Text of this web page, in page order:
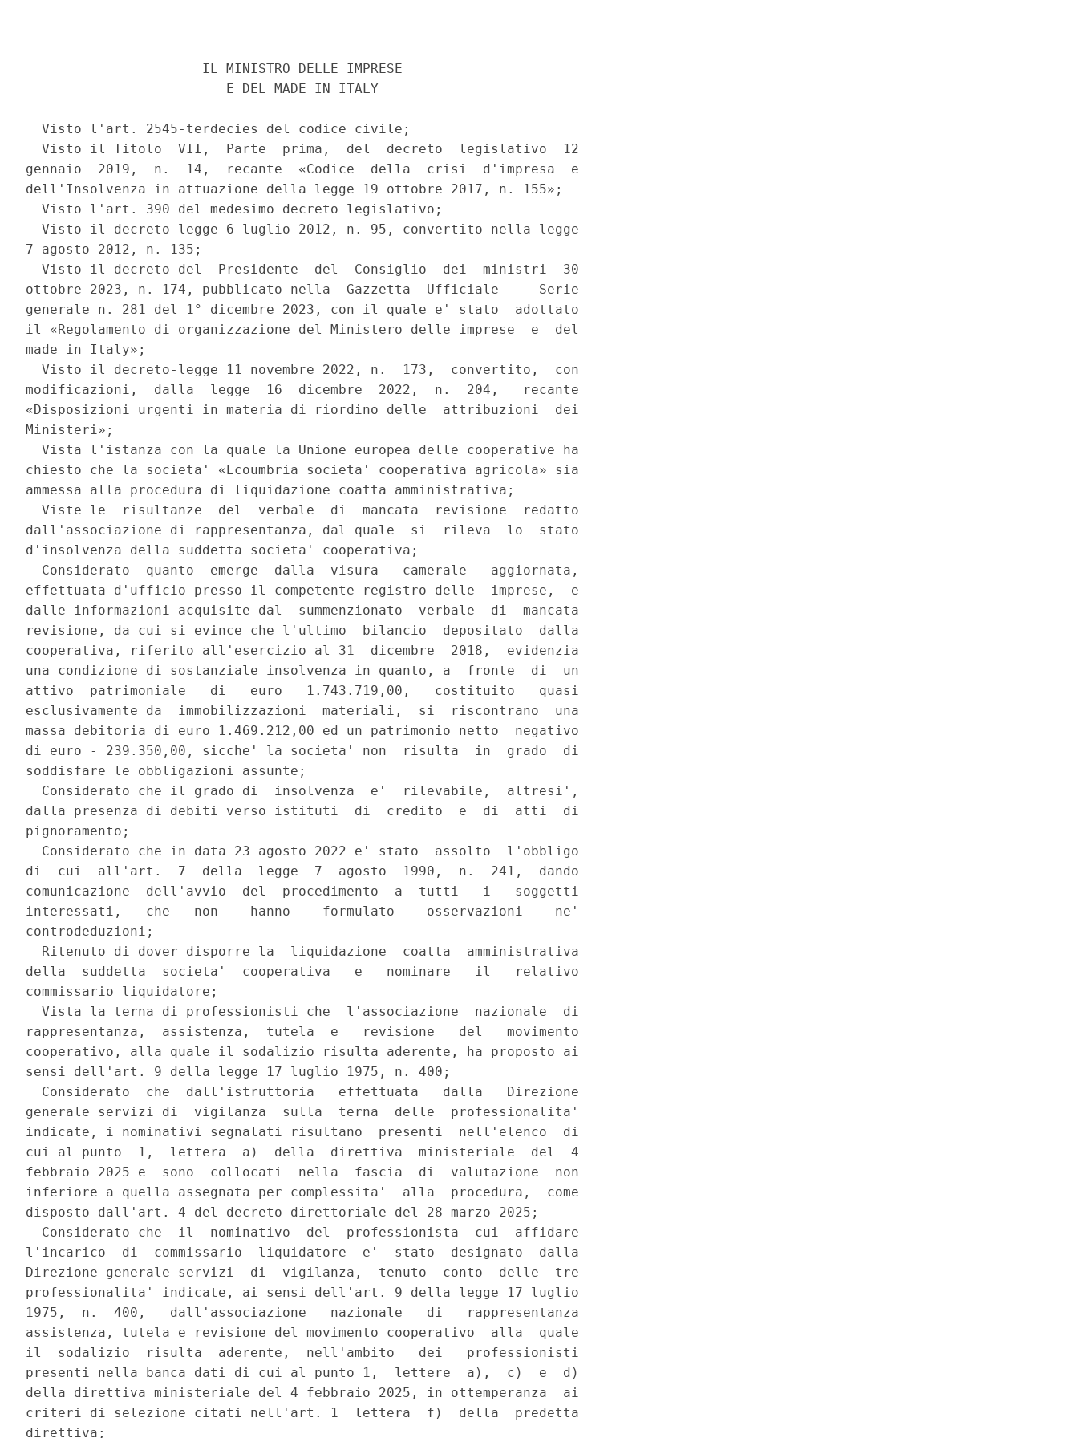
                      IL MINISTRO DELLE IMPRESE
                         E DEL MADE IN ITALY
  Visto l'art. 2545-terdecies del codice civile;
  Visto il Titolo  VII,  Parte  prima,  del  decreto  legislativo  12
gennaio  2019,  n.  14,  recante  «Codice  della  crisi  d'impresa  e
dell'Insolvenza in attuazione della legge 19 ottobre 2017, n. 155»;
  Visto l'art. 390 del medesimo decreto legislativo;
  Visto il decreto-legge 6 luglio 2012, n. 95, convertito nella legge
7 agosto 2012, n. 135;
  Visto il decreto del  Presidente  del  Consiglio  dei  ministri  30
ottobre 2023, n. 174, pubblicato nella  Gazzetta  Ufficiale  -  Serie
generale n. 281 del 1° dicembre 2023, con il quale e' stato  adottato
il «Regolamento di organizzazione del Ministero delle imprese  e  del
made in Italy»;
  Visto il decreto-legge 11 novembre 2022, n.  173,  convertito,  con
modificazioni,  dalla  legge  16  dicembre  2022,  n.  204,   recante
«Disposizioni urgenti in materia di riordino delle  attribuzioni  dei
Ministeri»;
  Vista l'istanza con la quale la Unione europea delle cooperative ha
chiesto che la societa' «Ecoumbria societa' cooperativa agricola» sia
ammessa alla procedura di liquidazione coatta amministrativa;
  Viste le  risultanze  del  verbale  di  mancata  revisione  redatto
dall'associazione di rappresentanza, dal quale  si  rileva  lo  stato
d'insolvenza della suddetta societa' cooperativa;
  Considerato  quanto  emerge  dalla  visura   camerale   aggiornata,
effettuata d'ufficio presso il competente registro delle  imprese,  e
dalle informazioni acquisite dal  summenzionato  verbale  di  mancata
revisione, da cui si evince che l'ultimo  bilancio  depositato  dalla
cooperativa, riferito all'esercizio al 31  dicembre  2018,  evidenzia
una condizione di sostanziale insolvenza in quanto, a  fronte  di  un
attivo  patrimoniale   di   euro   1.743.719,00,   costituito   quasi
esclusivamente da  immobilizzazioni  materiali,  si  riscontrano  una
massa debitoria di euro 1.469.212,00 ed un patrimonio netto  negativo
di euro - 239.350,00, sicche' la societa' non  risulta  in  grado  di
soddisfare le obbligazioni assunte;
  Considerato che il grado di  insolvenza  e'  rilevabile,  altresi',
dalla presenza di debiti verso istituti  di  credito  e  di  atti  di
pignoramento;
  Considerato che in data 23 agosto 2022 e' stato  assolto  l'obbligo
di  cui  all'art.  7  della  legge  7  agosto  1990,  n.  241,  dando
comunicazione  dell'avvio  del  procedimento  a  tutti   i   soggetti
interessati,   che   non    hanno    formulato    osservazioni    ne'
controdeduzioni;
  Ritenuto di dover disporre la  liquidazione  coatta  amministrativa
della  suddetta  societa'  cooperativa   e   nominare   il   relativo
commissario liquidatore;
  Vista la terna di professionisti che  l'associazione  nazionale  di
rappresentanza,  assistenza,  tutela  e   revisione   del   movimento
cooperativo, alla quale il sodalizio risulta aderente, ha proposto ai
sensi dell'art. 9 della legge 17 luglio 1975, n. 400;
  Considerato  che  dall'istruttoria   effettuata   dalla   Direzione
generale servizi di  vigilanza  sulla  terna  delle  professionalita'
indicate, i nominativi segnalati risultano  presenti  nell'elenco  di
cui al punto  1,  lettera  a)  della  direttiva  ministeriale  del  4
febbraio 2025 e  sono  collocati  nella  fascia  di  valutazione  non
inferiore a quella assegnata per complessita'  alla  procedura,  come
disposto dall'art. 4 del decreto direttoriale del 28 marzo 2025;
  Considerato che  il  nominativo  del  professionista  cui  affidare
l'incarico  di  commissario  liquidatore  e'  stato  designato  dalla
Direzione generale servizi  di  vigilanza,  tenuto  conto  delle  tre
professionalita' indicate, ai sensi dell'art. 9 della legge 17 luglio
1975,  n.  400,   dall'associazione   nazionale   di   rappresentanza
assistenza, tutela e revisione del movimento cooperativo  alla  quale
il  sodalizio  risulta  aderente,  nell'ambito   dei   professionisti
presenti nella banca dati di cui al punto 1,  lettere  a),  c)  e  d)
della direttiva ministeriale del 4 febbraio 2025, in ottemperanza  ai
criteri di selezione citati nell'art. 1  lettera  f)  della  predetta
direttiva;